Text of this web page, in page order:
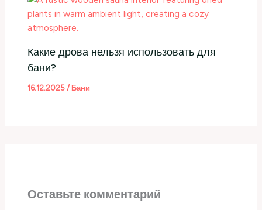
Какие дрова нельзя использовать для
бани?
16.12.2025 / Бани
Оставьте комментарий